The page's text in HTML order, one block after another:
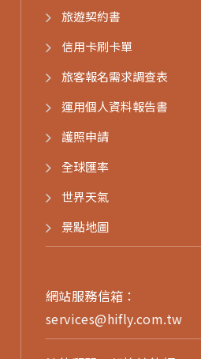
旅遊契約書
信用卡刷卡單
旅客報名需求調查表
運用個人資料報告書
護照申請
全球匯率
世界天氣
景點地圖
網站服務信箱：
services@hifly.com.tw